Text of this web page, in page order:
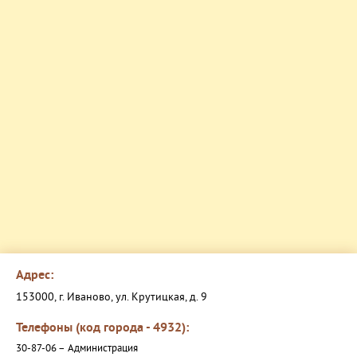
Адрес:
153000, г. Иваново, ул. Крутицкая, д. 9
Телефоны (код города - 4932):
30-87-06 – Администрация